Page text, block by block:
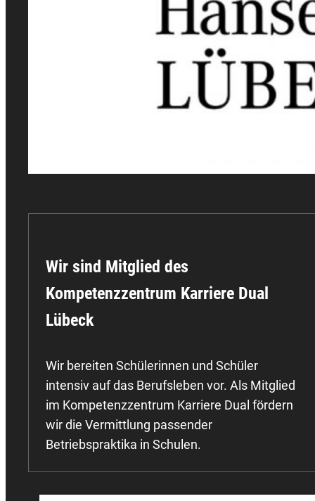
Wir sind Mitglied des
Kompetenzzentrum Karriere Dual
Lübeck
Wir bereiten Schülerinnen und Schüler
intensiv auf das Berufsleben vor. Als Mitglied
im Kompetenzzentrum Karriere Dual fördern
wir die Vermittlung passender
Betriebspraktika in Schulen.